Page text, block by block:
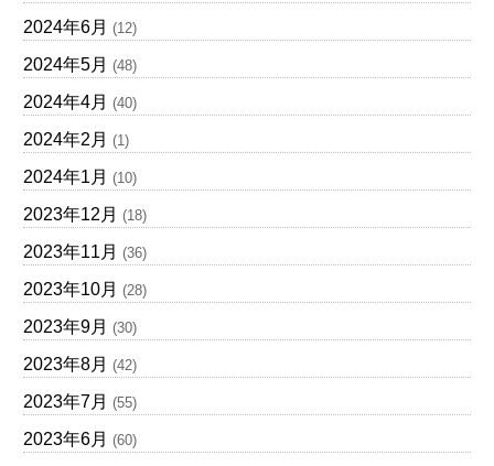
2024年6月 (12)
2024年5月 (48)
2024年4月 (40)
2024年2月 (1)
2024年1月 (10)
2023年12月 (18)
2023年11月 (36)
2023年10月 (28)
2023年9月 (30)
2023年8月 (42)
2023年7月 (55)
2023年6月 (60)